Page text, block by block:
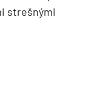
strešnými